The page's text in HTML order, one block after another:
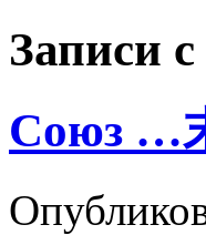
Записи с
Союз …